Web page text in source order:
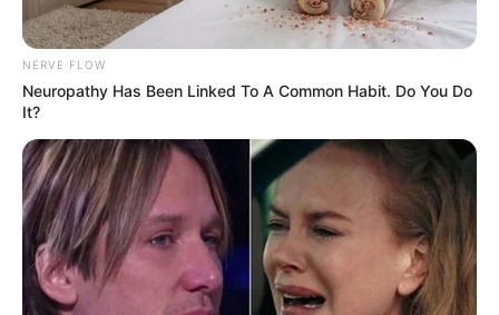
NERVE FLOW
Neuropathy Has Been Linked To A Common Habit. Do You Do
It?